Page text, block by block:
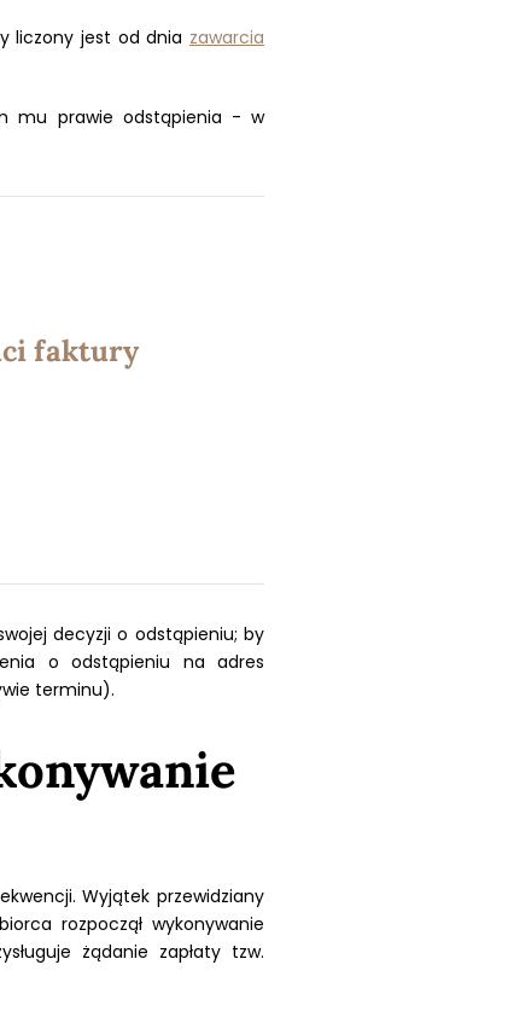
liczony jest od dnia zawarcia
mu prawie odstąpienia - w
faktury
decyzji o odstąpieniu; by
o odstąpieniu na adres
terminu).
Wyjątek przewidziany
rozpoczął wykonywanie
żądanie zapłaty tzw.